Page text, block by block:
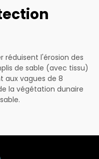
réduisent l'érosion des
de sable (avec tissu)
aux vagues de 8
la végétation dunaire